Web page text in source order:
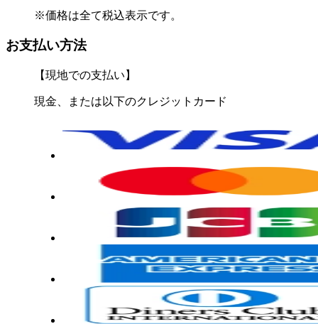
※価格は全て税込表示です。
お支払い方法
【現地での支払い】
現金、または以下のクレジットカード